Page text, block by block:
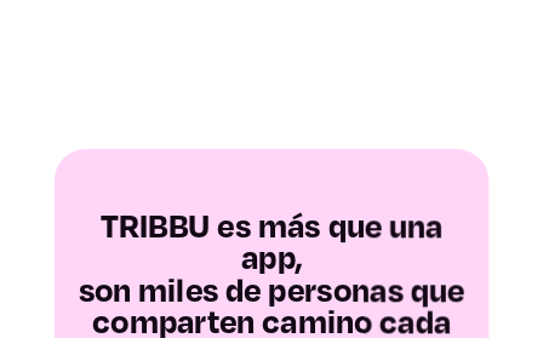
Las Palmas
Santa Cruz de
Tenerife
TRIBBU es más que una
app,
son miles de personas que
comparten camino cada